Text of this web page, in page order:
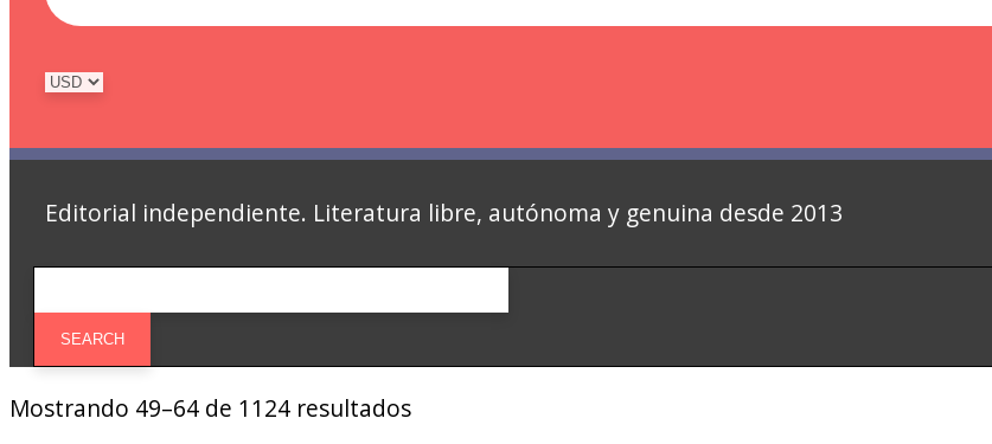
Editorial independiente. Literatura libre, autónoma y genuina desde 2013
Mostrando 49–64 de 1124 resultadosOrdenado